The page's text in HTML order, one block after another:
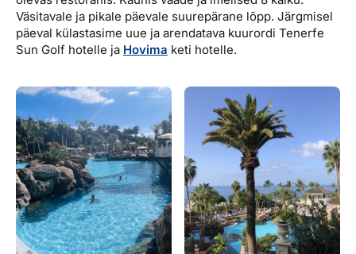
Väsitavale ja pikale päevale suurepärane lõpp. Järgmisel
päeval külastasime uue ja arendatava kuurordi Tenerfe
Sun Golf hotelle ja Hovima keti hotelle.